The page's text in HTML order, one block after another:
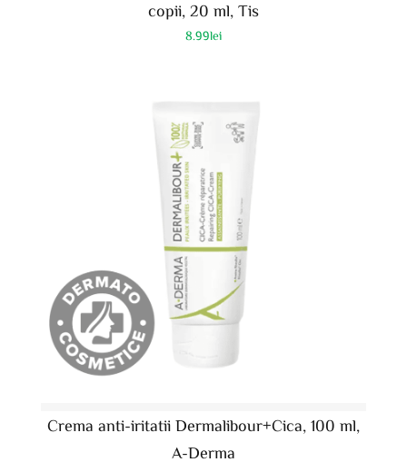
copii, 20 ml, Tis
8.99lei
Crema anti-iritatii Dermalibour+Cica, 100 ml,
A-Derma